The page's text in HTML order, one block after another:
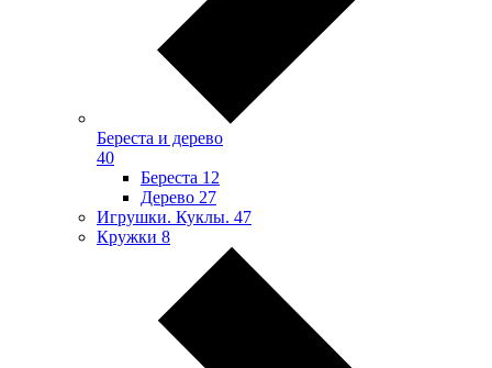
Береста и дерево
40
Береста 12
Дерево 27
Игрушки. Куклы. 47
Кружки 8